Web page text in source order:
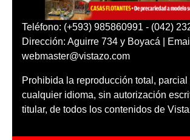
Teléfono: (+593) 985860991 - (042)
Dirección: Aguirre 734 y Boyacá |
webmaster@vistazo.com
Prohibida la reproducción total, parcial
cualquier idioma, sin autorización
titular, de todos los contenidos de